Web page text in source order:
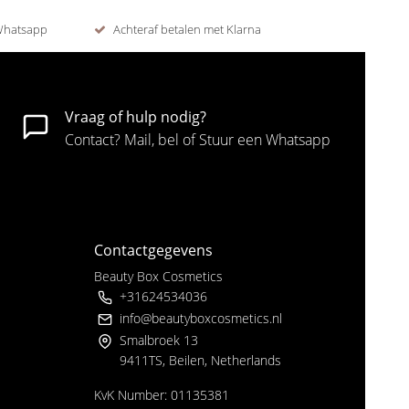
Achteraf betalen met Klarna
Vraag of hulp nodig?
Contact? Mail, bel of Stuur een Whatsapp
Contactgegevens
Beauty Box Cosmetics
+31624534036
info@beautyboxcosmetics.nl
Smalbroek 13
9411TS, Beilen, Netherlands
KvK Number: 01135381